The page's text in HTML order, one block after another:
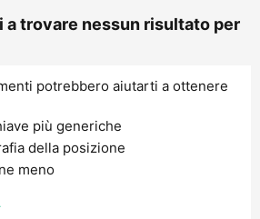
a trovare nessun risultato per
potrebbero aiutarti a ottenere
più generiche
della posizione
meno